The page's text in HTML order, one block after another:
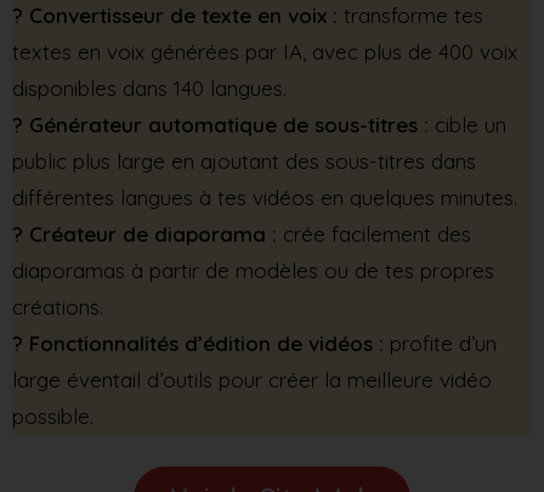
? Convertisseur de texte en voix : transforme tes
textes en voix générées par IA, avec plus de 400 voix
disponibles dans 140 langues.
? Générateur automatique de sous-titres : cible un
public plus large en ajoutant des sous-titres dans
différentes langues à tes vidéos en quelques minutes.
? Créateur de diaporama : crée facilement des
diaporamas à partir de modèles ou de tes propres
créations.
? Fonctionnalités d’édition de vidéos : profite d’un
large éventail d’outils pour créer la meilleure vidéo
possible.